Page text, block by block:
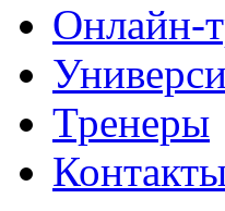
Онлайн-
Тренеры